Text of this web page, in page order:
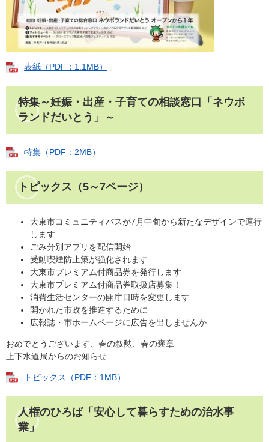
表紙（PDF：1.1MB）
特集～妊娠・出産・子育ての相談窓口「ネウボ
ランドだいとう」～
特集（PDF：2MB）
トピックス（5～7ページ）
大東市コミュニティバスが7月中旬から新たなデザインで運行
します
ごみ分別アプリを配信開始
受動喫煙防止策が強化されます
大東市プレミアム付商品券を発行します
大東市プレミアム付商品券取扱店募集！
消費生活センターの開庁日時を変更します
開かれた市政を推進するために
広報誌・市ホームページに広告を出しませんか
おめでとうございます、春の叙勲、春の褒章
上下水道局からのお知らせ
トピックス（PDF：1MB）
人権のひろば「安心して暮らすための治水事
業」